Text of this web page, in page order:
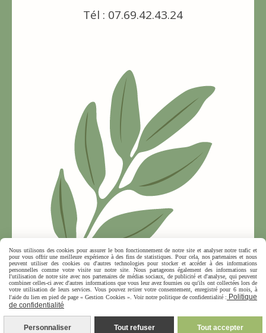
Tél : 07.69.42.43.24
DE CONFIDENTIALITÉ
GESTION COOKIES MON COMPTE RGPD
Nous utilisons des cookies pour assurer le bon fonctionnement de notre site et analyser notre trafic et
pour vous offrir une meilleure expérience à des fins de statistiques. Pour cela, nos partenaires et nous
peuvent utiliser des cookies ou d'autres technologies pour stocker et accéder à des informations
personnelles comme votre visite sur notre site. Nous partageons également des informations sur
l'utilisation de notre site avec nos partenaires de médias sociaux, de publicité et d'analyse, qui peuvent
combiner celles-ci avec d'autres informations que vous leur avez fournies ou qu'ils ont collectées lors de
votre utilisation de leurs services. Vous pouvez retirer votre consentement, enregistré pour 6 mois, à
l'aide du lien en pied de page « Gestion Cookies ». Voir notre politique de confidentialité : Politique
de confidentialité
Personnaliser Tout refuser Tout accepter